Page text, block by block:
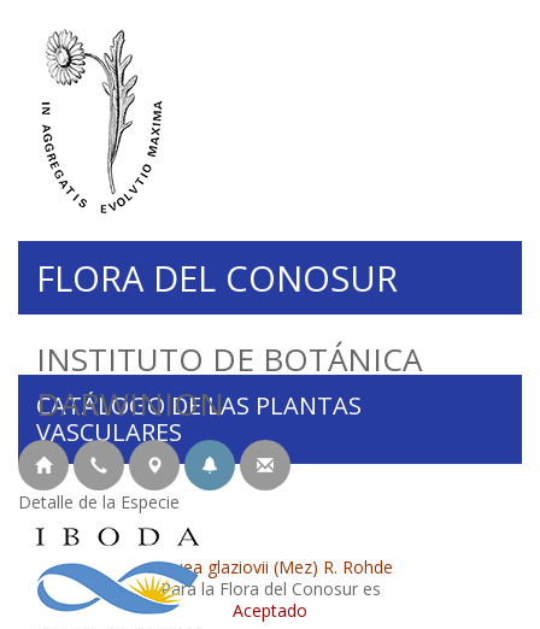
INSTITUTO DE BOTÁNICA
DARWINION
FLORA DEL CONOSUR
CATÁLOGO DE LAS PLANTAS
VASCULARES
Detalle de la Especie
Aiouea glaziovii (Mez) R. Rohde
Para la Flora del Conosur es
Aceptado